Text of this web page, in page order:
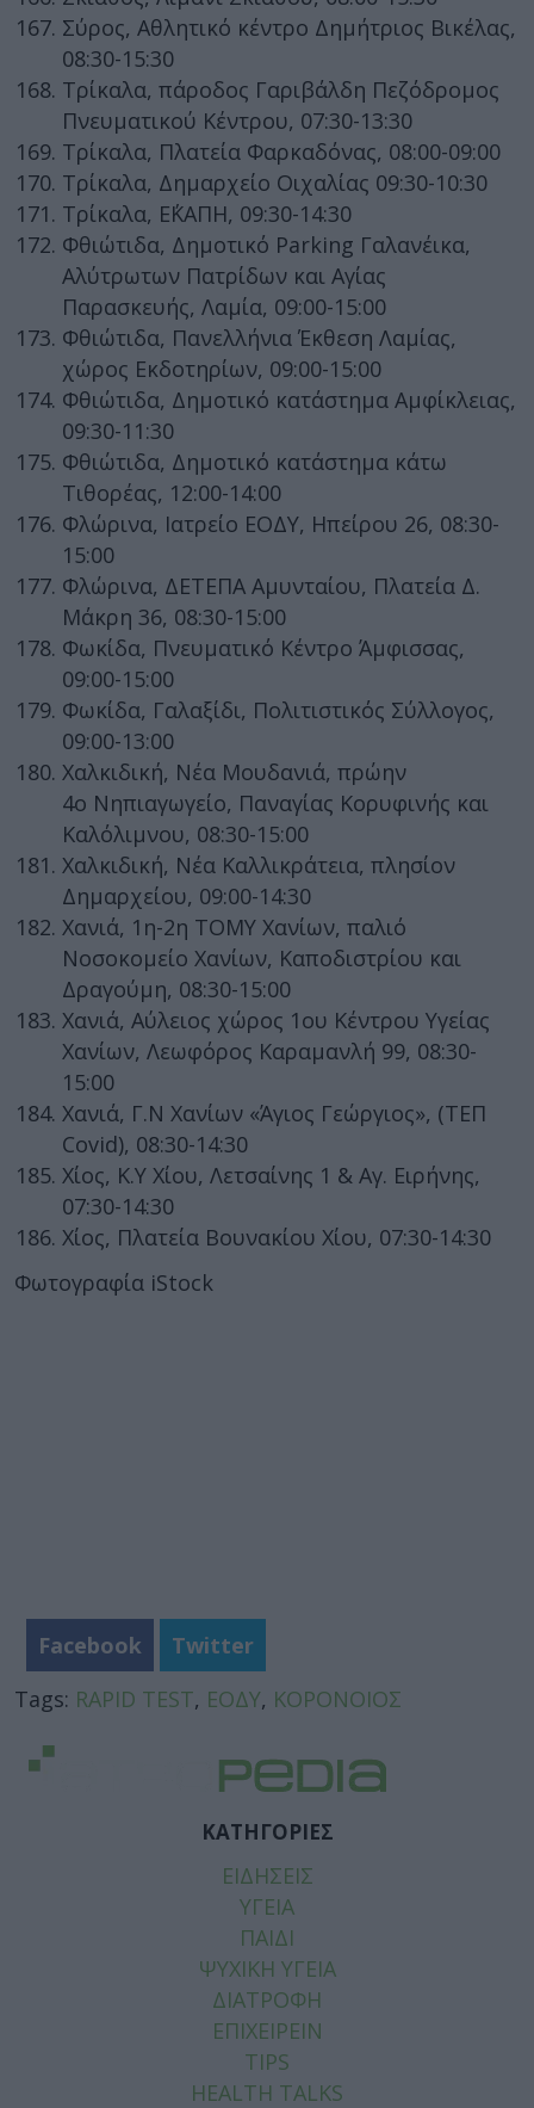
Σύρος, Αθλητικό κέντρο Δημήτριος Βικέλας,
08:30-15:30
Τρίκαλα, πάροδος Γαριβάλδη Πεζόδρομος
Πνευματικού Κέντρου, 07:30-13:30
Τρίκαλα, Πλατεία Φαρκαδόνας, 08:00-09:00
Τρίκαλα, Δημαρχείο Οιχαλίας 09:30-10:30
Τρίκαλα, Ε΄ΚΑΠΗ, 09:30-14:30
Φθιώτιδα, Δημοτικό Parking Γαλανέικα,
Αλύτρωτων Πατρίδων και Αγίας
Παρασκευής, Λαμία, 09:00-15:00
Φθιώτιδα, Πανελλήνια Έκθεση Λαμίας,
χώρος Εκδοτηρίων, 09:00-15:00
Φθιώτιδα, Δημοτικό κατάστημα Αμφίκλειας,
09:30-11:30
Φθιώτιδα, Δημοτικό κατάστημα κάτω
Τιθορέας, 12:00-14:00
Φλώρινα, Ιατρείο ΕΟΔΥ, Ηπείρου 26, 08:30-
15:00
Φλώρινα, ΔΕΤΕΠΑ Αμυνταίου, Πλατεία Δ.
Μάκρη 36, 08:30-15:00
Φωκίδα, Πνευματικό Κέντρο Άμφισσας,
09:00-15:00
Φωκίδα, Γαλαξίδι, Πολιτιστικός Σύλλογος,
09:00-13:00
Χαλκιδική, Νέα Μουδανιά, πρώην
4ο Νηπιαγωγείο, Παναγίας Κορυφινής και
Καλόλιμνου, 08:30-15:00
Χαλκιδική, Νέα Καλλικράτεια, πλησίον
Δημαρχείου, 09:00-14:30
Χανιά, 1η-2η ΤΟΜΥ Χανίων, παλιό
Νοσοκομείο Χανίων, Καποδιστρίου και
Δραγούμη, 08:30-15:00
Χανιά, Αύλειος χώρος 1ου Κέντρου Υγείας
Χανίων, Λεωφόρος Καραμανλή 99, 08:30-
15:00
Χανιά, Γ.Ν Χανίων «Άγιος Γεώργιος», (ΤΕΠ
Covid), 08:30-14:30
Χίος, Κ.Υ Χίου, Λετσαίνης 1 & Αγ. Ειρήνης,
07:30-14:30
Χίος, Πλατεία Βουνακίου Χίου, 07:30-14:30
Φωτογραφία iStock
Facebook
Twitter
Tags: RAPID TEST, ΕΟΔΥ, ΚΟΡΟΝΟΙΟΣ
ΚΑΤΗΓΟΡΙΕΣ
ΕΙΔΗΣΕΙΣ
ΥΓΕΙΑ
ΠΑΙΔΙ
ΨΥΧΙΚΗ ΥΓΕΙΑ
ΔΙΑΤΡΟΦΗ
ΕΠΙΧΕΙΡΕΙΝ
TIPS
HEALTH TALKS